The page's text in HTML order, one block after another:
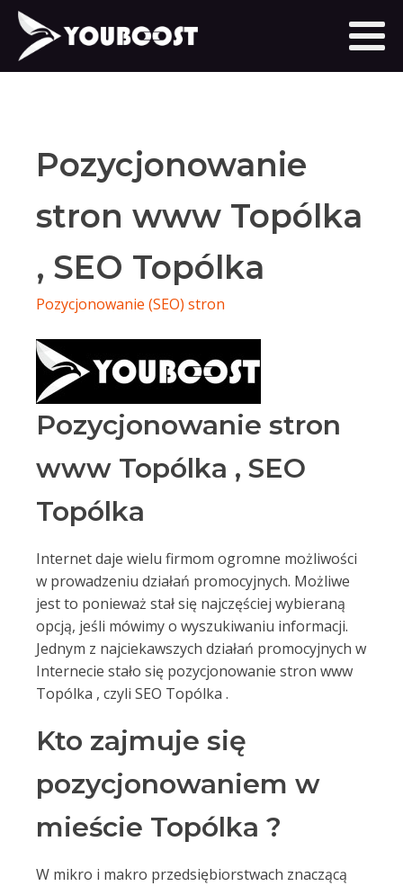
Pozycjonowanie
stron www Topólka
, SEO Topólka
Pozycjonowanie (SEO) stron
Pozycjonowanie stron
www Topólka , SEO
Topólka
Internet daje wielu firmom ogromne możliwości
w prowadzeniu działań promocyjnych. Możliwe
jest to ponieważ stał się najczęściej wybieraną
opcją, jeśli mówimy o wyszukiwaniu informacji.
Jednym z najciekawszych działań promocyjnych w
Internecie stało się pozycjonowanie stron www
Topólka , czyli SEO Topólka .
Kto zajmuje się
pozycjonowaniem w
mieście Topólka ?
W mikro i makro przedsiębiorstwach znaczącą